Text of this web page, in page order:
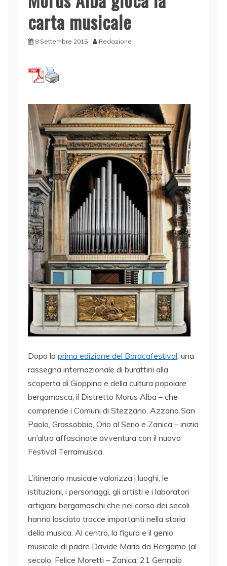
carta musicale
8 Settembre 2015 Redazione
Dopo la prima edizione del Baracafestival, una
rassegna internazionale di burattini alla
scoperta di Gioppino e della cultura popolare
bergamasca, il Distretto Morus Alba – che
comprende i Comuni di Stezzano, Azzano San
Paolo, Grassobbio, Orio al Serio e Zanica – inizia
un’altra affascinate avventura con il nuovo
Festival Terramusica.
L’itinerario musicale valorizza i luoghi, le
istituzioni, i personaggi, gli artisti e i laboratori
artigiani bergamaschi che nel corso dei secoli
hanno lasciato tracce importanti nella storia
della musica. Al centro, la figura e il genio
musicale di padre Davide Maria da Bergamo (al
secolo, Felice Moretti – Zanica, 21 Gennaio